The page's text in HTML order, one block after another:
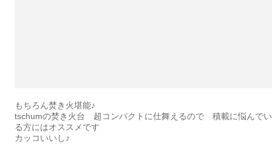
もちろん焚き火堪能♪
tschumの焚き火台 超コンパクトに仕舞えるので 積載に悩んでい
る方にはオススメです
カッコいいし♪